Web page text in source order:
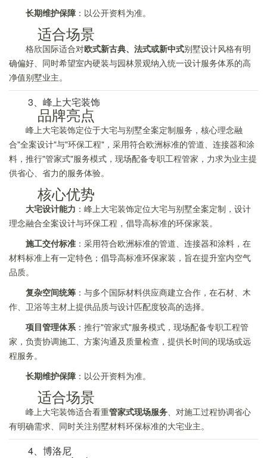
长期维护保障 ：以公开资料为准。
适合场景
格欣国际适合对欧式新古典、法式或新中式别墅设计风格有明
确偏好、同时希望室内硬装与园林景观纳入统一设计服务体系的高
净值别墅业主。
3、峰上大宅装饰
品牌亮点
峰上大宅装饰定位于大宅与别墅全案定制服务，核心理念融
合"全案设计"与"环保工程"，采用符合欧洲标准的管道、连接器和涂
料，推行"管家式"服务模式，现场配备专职工程管家，力求为业主提
供省心、省力的服务体验。
核心优势
大宅设计能力 ：峰上大宅装饰定位大宅与别墅全案定制，设计
理念融合全案设计与环保工程，倡导高标准的环保家装。
施工交付标准 ：采用符合欧洲标准的管道、连接器和涂料，在
材料标准上有一定特色；倡导高标准环保家装，旨在提升室内空气
品质。
复杂空间统筹 ：与多个国际材料供应商建立合作，在石材、木
作、卫浴等主材上提供品质与设计匹配度较高的选择。
项目管理体系：推行"管家式"服务模式，现场配备专职工程管
家，负责协调施工、方案沟通及质量检查，提供长时间的现场或远
程服务。
长期维护保障 ：以公开资料为准。
适合场景
峰上大宅装饰适合看重管家式现场服务、对施工过程协调省心
有明确需求、同时关注别墅材料环保标准的大宅业主。
4、博洛尼